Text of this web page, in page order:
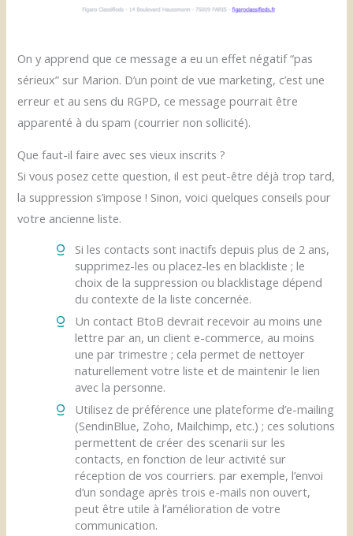
On y apprend que ce message a eu un effet négatif “pas
sérieux” sur Marion. D’un point de vue marketing, c’est une
erreur et au sens du RGPD, ce message pourrait être
apparenté à du spam (courrier non sollicité).
Que faut-il faire avec ses vieux inscrits ?
Si vous posez cette question, il est peut-être déjà trop tard,
la suppression s’impose ! Sinon, voici quelques conseils pour
votre ancienne liste.
Si les contacts sont inactifs depuis plus de 2 ans,
supprimez-les ou placez-les en blackliste ; le
choix de la suppression ou blacklistage dépend
du contexte de la liste concernée.
Un contact BtoB devrait recevoir au moins une
lettre par an, un client e-commerce, au moins
une par trimestre ; cela permet de nettoyer
naturellement votre liste et de maintenir le lien
avec la personne.
Utilisez de préférence une plateforme d’e-mailing
(SendinBlue, Zoho, Mailchimp, etc.) ; ces solutions
permettent de créer des scenarii sur les
contacts, en fonction de leur activité sur
réception de vos courriers. par exemple, l’envoi
d’un sondage après trois e-mails non ouvert,
peut être utile à l’amélioration de votre
communication.